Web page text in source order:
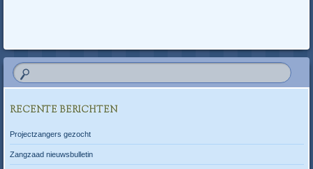
RECENTE BERICHTEN
Projectzangers gezocht
Zangzaad nieuwsbulletin